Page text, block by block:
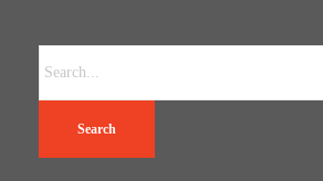
Search